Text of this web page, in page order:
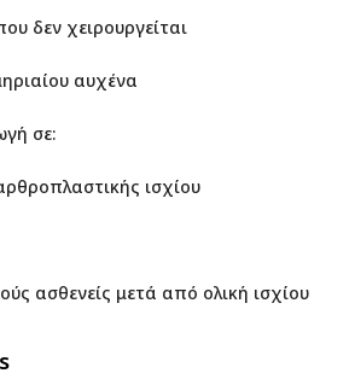
δεν χειρουργείται
αυχένα
σε:
ισχίου
ασθενείς μετά από ολική ισχίου